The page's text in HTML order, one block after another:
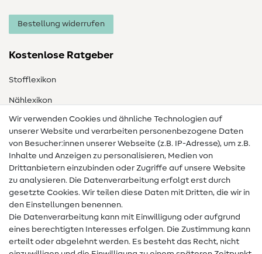
Bestellung widerrufen
Kostenlose Ratgeber
Stofflexikon
Nählexikon
Nähanleitungen
Hilfe & Kontakt
Kontakt
Infos zum Betreiberwechsel
FAQ
Widerrufsrecht
Wir verwenden Cookies und ähnliche Technologien auf
unserer Website und verarbeiten personenbezogene Daten
von Besucher:innen unserer Webseite (z.B. IP-Adresse), um z.B.
Inhalte und Anzeigen zu personalisieren, Medien von
Drittanbietern einzubinden oder Zugriffe auf unsere Website
zu analysieren. Die Datenverarbeitung erfolgt erst durch
gesetzte Cookies. Wir teilen diese Daten mit Dritten, die wir in
den Einstellungen benennen.
Die Datenverarbeitung kann mit Einwilligung oder aufgrund
eines berechtigten Interesses erfolgen. Die Zustimmung kann
erteilt oder abgelehnt werden. Es besteht das Recht, nicht